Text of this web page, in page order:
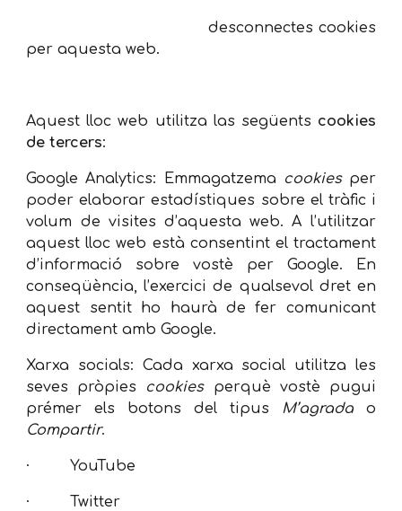
desconnectes cookies
per aquesta web.
Aquest lloc web utilitza las següents cookies
de tercers:
Google Analytics: Emmagatzema cookiesper
poder elaborar estadístiques sobre el tràfic i
volum de visites d’aquesta web. A l’utilitzar
aquest lloc web està consentint el tractament
d’informació sobre vostè per Google. En
conseqüència, l’exercici de qualsevol dret en
aquest sentit ho haurà de fer comunicant
directament amb Google.
Xarxa socials: Cada xarxa social utilitza les
seves pròpies cookiesperquè vostè pugui
prémer els botons del tipus M’agradao
Compartir.
· YouTube
· Twitter